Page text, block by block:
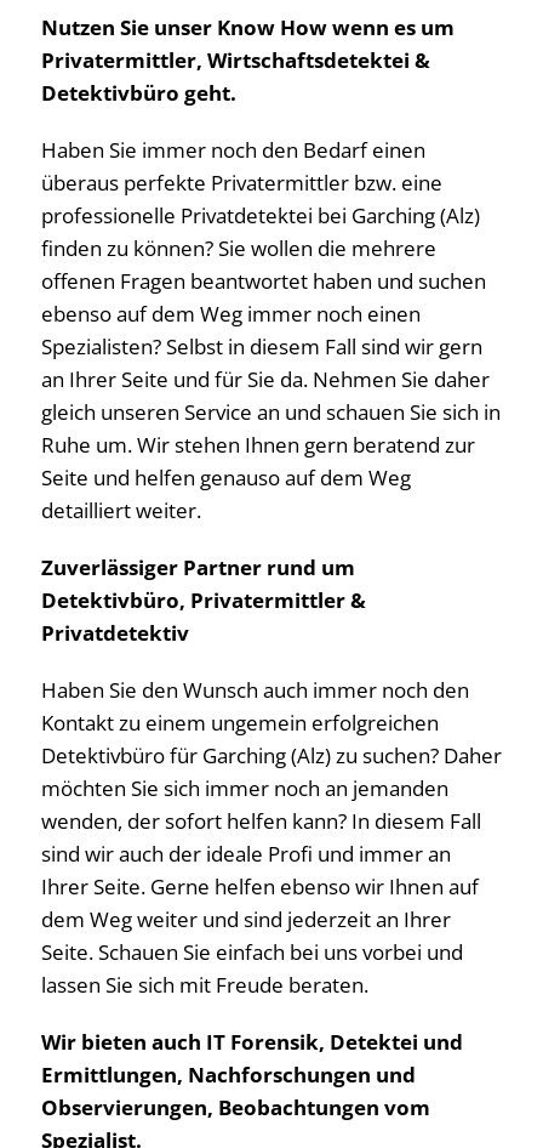
Nutzen Sie unser Know How wenn es um
Privatermittler, Wirtschaftsdetektei &
Detektivbüro geht.
Haben Sie immer noch den Bedarf einen
überaus perfekte Privatermittler bzw. eine
professionelle Privatdetektei bei Garching (Alz)
finden zu können? Sie wollen die mehrere
offenen Fragen beantwortet haben und suchen
ebenso auf dem Weg immer noch einen
Spezialisten? Selbst in diesem Fall sind wir gern
an Ihrer Seite und für Sie da. Nehmen Sie daher
gleich unseren Service an und schauen Sie sich in
Ruhe um. Wir stehen Ihnen gern beratend zur
Seite und helfen genauso auf dem Weg
detailliert weiter.
Zuverlässiger Partner rund um
Detektivbüro, Privatermittler &
Privatdetektiv
Haben Sie den Wunsch auch immer noch den
Kontakt zu einem ungemein erfolgreichen
Detektivbüro für Garching (Alz) zu suchen? Daher
möchten Sie sich immer noch an jemanden
wenden, der sofort helfen kann? In diesem Fall
sind wir auch der ideale Profi und immer an
Ihrer Seite. Gerne helfen ebenso wir Ihnen auf
dem Weg weiter und sind jederzeit an Ihrer
Seite. Schauen Sie einfach bei uns vorbei und
lassen Sie sich mit Freude beraten.
Wir bieten auch IT Forensik, Detektei und
Ermittlungen, Nachforschungen und
Observierungen, Beobachtungen vom
Spezialist.